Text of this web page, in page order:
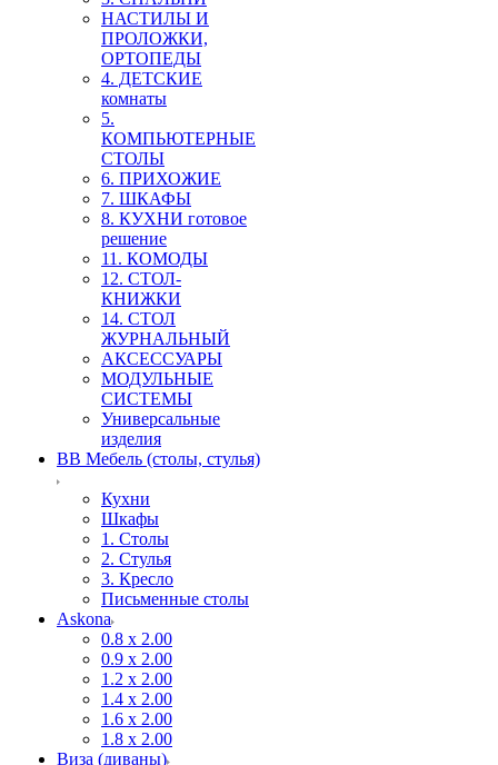
НАСТИЛЫ И
ПРОЛОЖКИ,
ОРТОПЕДЫ
4. ДЕТСКИЕ
комнаты
5.
КОМПЬЮТЕРНЫЕ
СТОЛЫ
6. ПРИХОЖИЕ
7. ШКАФЫ
8. КУХНИ готовое
решение
11. КОМОДЫ
12. СТОЛ-
КНИЖКИ
14. СТОЛ
ЖУРНАЛЬНЫЙ
АКСЕССУАРЫ
МОДУЛЬНЫЕ
СИСТЕМЫ
Универсальные
изделия
ВВ Мебель (столы, стулья)
Кухни
Шкафы
1. Столы
2. Стулья
3. Кресло
Письменные столы
Askona
0.8 х 2.00
0.9 х 2.00
1.2 х 2.00
1.4 х 2.00
1.6 х 2.00
1.8 х 2.00
Виза (диваны)